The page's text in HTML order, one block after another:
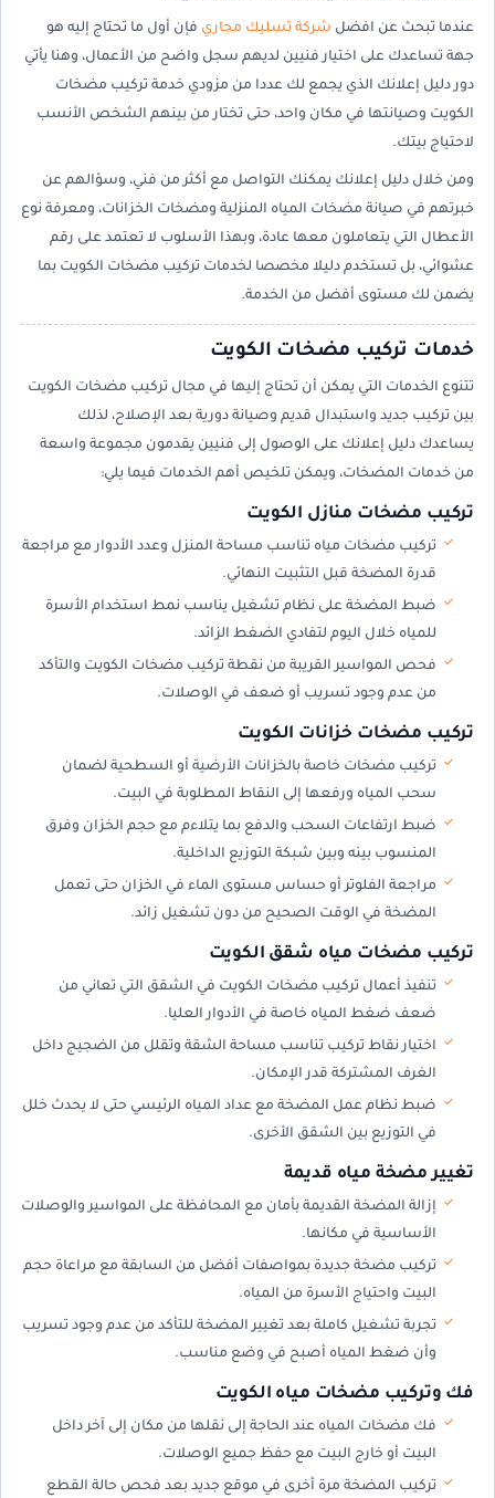
عندما تبحث عن افضل شركة تسليك مجاري فإن أول ما تحتاج إليه هو
جهة تساعدك على اختيار فنيين لديهم سجل واضح من الأعمال، وهنا يأتي
دور دليل إعلانك الذي يجمع لك عددا من مزودي خدمة تركيب مضخات
الكويت وصيانتها في مكان واحد، حتى تختار من بينهم الشخص الأنسب
لاحتياج بيتك.
ومن خلال دليل إعلانك يمكنك التواصل مع أكثر من فني، وسؤالهم عن
خبرتهم في صيانة مضخات المياه المنزلية ومضخات الخزانات، ومعرفة نوع
الأعطال التي يتعاملون معها عادة، وبهذا الأسلوب لا تعتمد على رقم
عشوائي، بل تستخدم دليلا مخصصا لخدمات تركيب مضخات الكويت بما
يضمن لك مستوى أفضل من الخدمة.
خدمات تركيب مضخات الكويت
تتنوع الخدمات التي يمكن أن تحتاج إليها في مجال تركيب مضخات الكويت
بين تركيب جديد واستبدال قديم وصيانة دورية بعد الإصلاح، لذلك
يساعدك دليل إعلانك على الوصول إلى فنيين يقدمون مجموعة واسعة
من خدمات المضخات، ويمكن تلخيص أهم الخدمات فيما يلي:
تركيب مضخات منازل الكويت
تركيب مضخات مياه تناسب مساحة المنزل وعدد الأدوار مع مراجعة
قدرة المضخة قبل التثبيت النهائي.
ضبط المضخة على نظام تشغيل يناسب نمط استخدام الأسرة
للمياه خلال اليوم لتفادي الضغط الزائد.
فحص المواسير القريبة من نقطة تركيب مضخات الكويت والتأكد
من عدم وجود تسريب أو ضعف في الوصلات.
تركيب مضخات خزانات الكويت
تركيب مضخات خاصة بالخزانات الأرضية أو السطحية لضمان
سحب المياه ورفعها إلى النقاط المطلوبة في البيت.
ضبط ارتفاعات السحب والدفع بما يتلاءم مع حجم الخزان وفرق
المنسوب بينه وبين شبكة التوزيع الداخلية.
مراجعة الفلوتر أو حساس مستوى الماء في الخزان حتى تعمل
المضخة في الوقت الصحيح من دون تشغيل زائد.
تركيب مضخات مياه شقق الكويت
تنفيذ أعمال تركيب مضخات الكويت في الشقق التي تعاني من
ضعف ضغط المياه خاصة في الأدوار العليا.
اختيار نقاط تركيب تناسب مساحة الشقة وتقلل من الضجيج داخل
الغرف المشتركة قدر الإمكان.
ضبط نظام عمل المضخة مع عداد المياه الرئيسي حتى لا يحدث خلل
في التوزيع بين الشقق الأخرى.
تغيير مضخة مياه قديمة
إزالة المضخة القديمة بأمان مع المحافظة على المواسير والوصلات
الأساسية في مكانها.
تركيب مضخة جديدة بمواصفات أفضل من السابقة مع مراعاة حجم
البيت واحتياج الأسرة من المياه.
تجربة تشغيل كاملة بعد تغيير المضخة للتأكد من عدم وجود تسريب
وأن ضغط المياه أصبح في وضع مناسب.
فك وتركيب مضخات مياه الكويت
فك مضخات المياه عند الحاجة إلى نقلها من مكان إلى آخر داخل
البيت أو خارج البيت مع حفظ جميع الوصلات.
تركيب المضخة مرة أخرى في موقع جديد بعد فحص حالة القطع